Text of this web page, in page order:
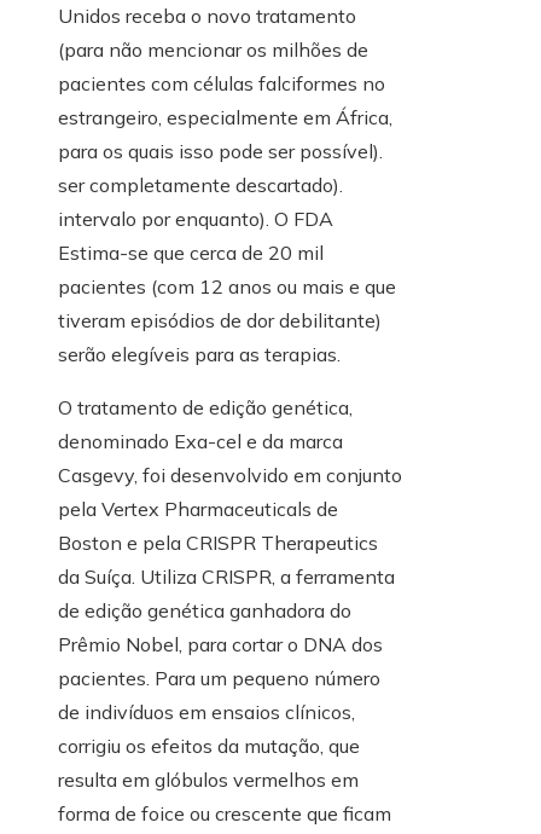
Unidos receba o novo tratamento
(para não mencionar os milhões de
pacientes com células falciformes no
estrangeiro, especialmente em África,
para os quais isso pode ser possível).
ser completamente descartado).
intervalo por enquanto). O FDA
Estima-se que cerca de 20 mil
pacientes (com 12 anos ou mais e que
tiveram episódios de dor debilitante)
serão elegíveis para as terapias.
O tratamento de edição genética,
denominado Exa-cel e da marca
Casgevy, foi desenvolvido em conjunto
pela Vertex Pharmaceuticals de
Boston e pela CRISPR Therapeutics
da Suíça. Utiliza CRISPR, a ferramenta
de edição genética ganhadora do
Prêmio Nobel, para cortar o DNA dos
pacientes. Para um pequeno número
de indivíduos em ensaios clínicos,
corrigiu os efeitos da mutação, que
resulta em glóbulos vermelhos em
forma de foice ou crescente que ficam